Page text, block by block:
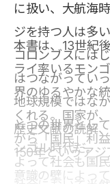
に扱い、大航海
ジを持つ人は多
コロンブスには
はつながってい
地球規模ではな
とつの世界とし
ンゴル時代だ。
本書は、13世紀
ライ率いるモン
界のゆるやかな
くれる。国家が
がら「国民」利
よって社会も国
歴史文献の読解
150年というア
意識の壁によっ